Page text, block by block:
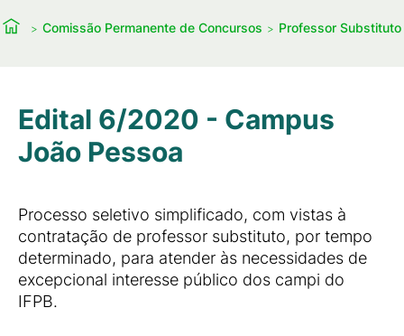
Comissão Permanente de Concursos Professor Substituto
Edital 6/2020 - Campus
João Pessoa
Processo seletivo simplificado, com vistas à
contratação de professor substituto, por tempo
determinado, para atender às necessidades de
excepcional interesse público dos campi do
IFPB.